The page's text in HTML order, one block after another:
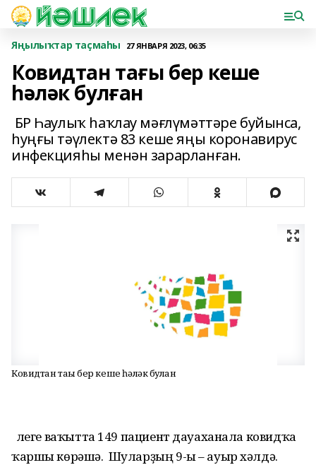
Яңылыҡтар таҫмаһы 27 ЯНВАРЯ 2023, 06:35
Ковидтан тағы бер кеше
һәләк булған
БР Һаулыҡ һаҡлау мәғлүмәттәре буйынса,
һуңғы тәүлектә 83 кеше яңы коронавирус
инфекцияһы менән зарарланған.
Ковидтан тағы бер кеше һәләк булған
Әлеге ваҡытта 149 пациент дауаханала ковидҡа
ҡаршы көрәшә. Шуларҙың 9-ы – ауыр хәлдә.